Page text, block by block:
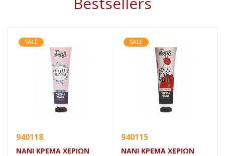
SALE
940118
NANI ΚΡΕΜΑ ΧΕΡΙΩΝ
SALE
940115
NANI ΚΡΕΜΑ ΧΕΡΙΩΝ